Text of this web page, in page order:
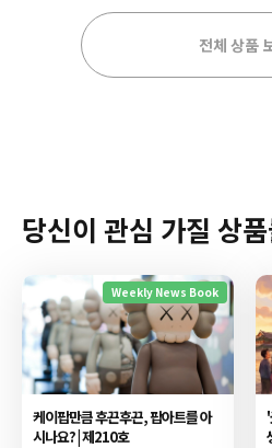
전체 상품
당신이 관심 가질 상
Weekly News Book
케이팝만큼 후끈후끈, 팝아트를 아
시나요? | 제210호
'